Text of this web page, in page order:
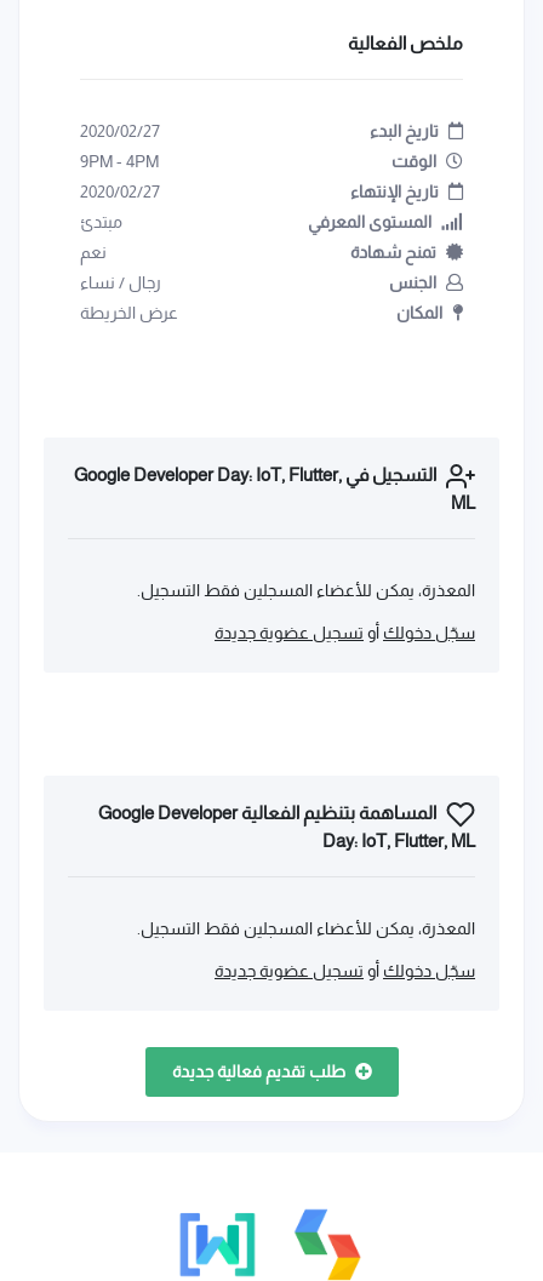
ملخص الفعالية
تاريخ البدء
2020/02/27
الوقت
4PM
-
9PM
تاريخ الإنتهاء
2020/02/27
المستوى المعرفي
مبتدئ
تمنح شهادة
نعم
الجنس
رجال / نساء
المكان
عرض الخريطة
التسجيل في Google Developer Day: IoT, Flutter,
ML
المعذرة، يمكن للأعضاء المسجلين فقط التسجيل.
سجّل دخولك أو تسجيل عضوية جديدة
المساهمة بتنظيم الفعالية Google Developer
Day: IoT, Flutter, ML
المعذرة، يمكن للأعضاء المسجلين فقط التسجيل.
سجّل دخولك أو تسجيل عضوية جديدة
طلب تقديم فعالية جديدة